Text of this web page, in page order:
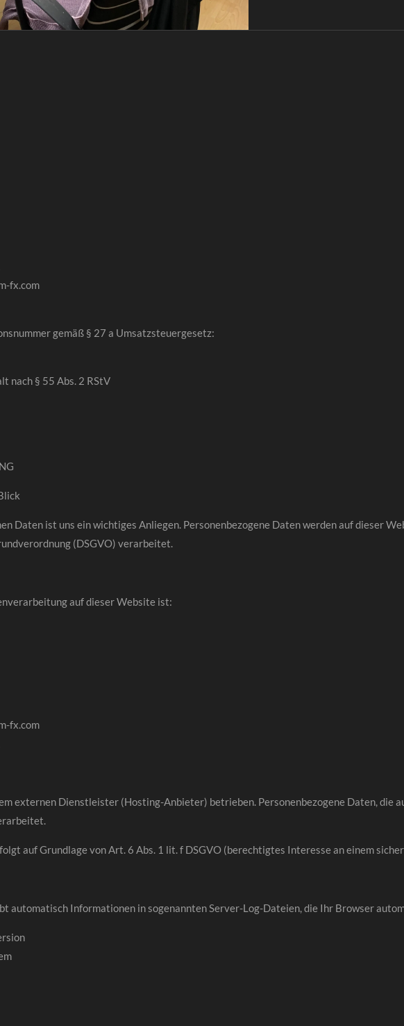
fx.com
gemäß § 27 a Umsatzsteuergesetz:
nach § 55 Abs. 2 RStV
Daten ist uns ein wichtiges Anliegen. Personenbezogene Daten werden auf dieser
(DSGVO) verarbeitet.
auf dieser Website ist:
fx.com
externen Dienstleister (Hosting-Anbieter) betrieben. Personenbezogene Daten, die
auf Grundlage von Art. 6 Abs. 1 lit. f DSGVO (berechtigtes Interesse an einem
automatisch Informationen in sogenannten Server-Log-Dateien, die Ihr Browser